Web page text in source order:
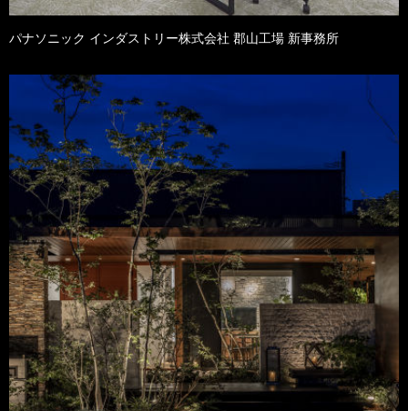
パナソニック インダストリー株式会社 郡山工場 新事務所